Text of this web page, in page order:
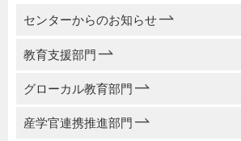
センターからのお知らせ
教育支援部門
グローカル教育部門
産学官連携推進部門